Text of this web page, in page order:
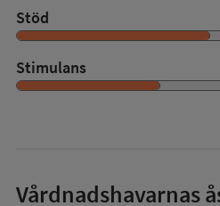
Stöd
Stimulans
Vårdnadshavarnas